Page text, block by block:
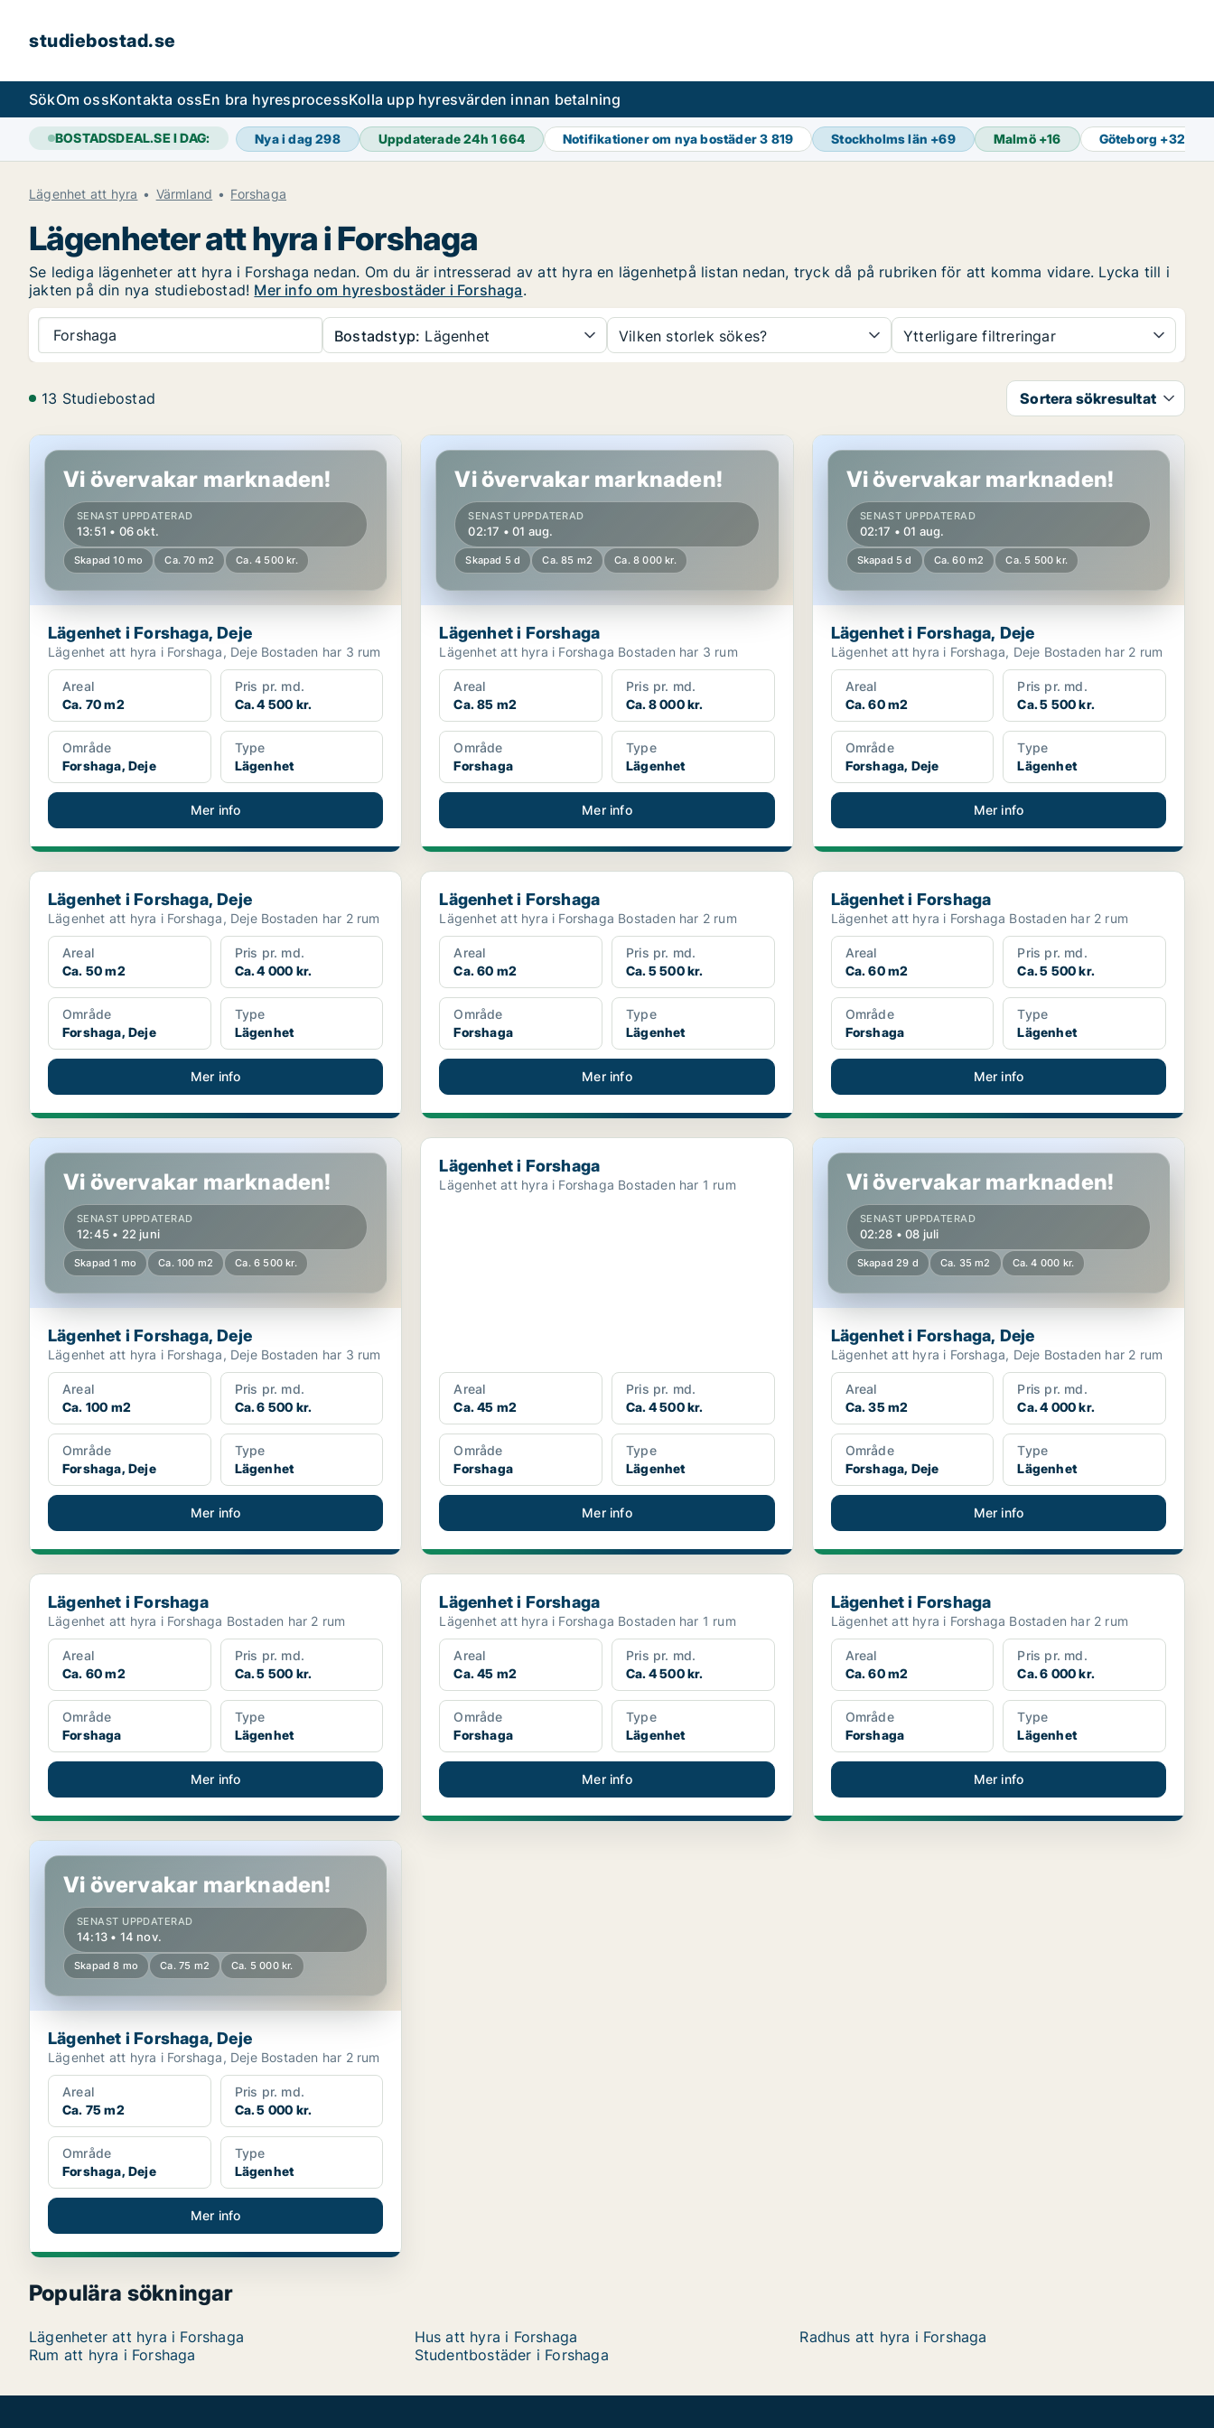
studiebostad.se
SökOm ossKontakta ossEn bra hyresprocessKolla upp hyresvärden innan betalning
BOSTADSDEAL.SE I DAG: Nya i dag298 Uppdaterade 24h1 664 Notifikationer om nya bostäder3 819 Stockholms län +69 Malmö+16 Göteborg +32
Lägenhet att hyra Värmland Forshaga
Lägenheter att hyra i Forshaga
Se lediga lägenheter att hyra i Forshaga nedan. Om du är intresserad av att hyra en lägenhetpå listan nedan, tryck då på rubriken för att komma vidare. Lycka till i
jakten på din nya studiebostad! Mer info om hyresbostäder i Forshaga.
Forshaga Bostadstyp: Lägenhet Vilken storlek sökes? Ytterligare filtreringar
13 Studiebostad Sortera sökresultat
Lägenhet i Forshaga, Deje
Vi övervakar marknaden!
SENAST UPPDATERAD
13:51 • 06 okt.
Skapad 10 mo Ca. 70 m2 Ca. 4 500 kr.
Lägenhet i Forshaga, Deje
Lägenhet att hyra i Forshaga, Deje Bostaden har 3 rum
Areal
Ca. 70 m2
Pris pr. md.
Ca. 4 500 kr.
Område
Forshaga, Deje
Type
Lägenhet
Mer info
Lägenhet i Forshaga
Vi övervakar marknaden!
SENAST UPPDATERAD
02:17 • 01 aug.
Skapad 5 d Ca. 85 m2 Ca. 8 000 kr.
Lägenhet i Forshaga
Lägenhet att hyra i Forshaga Bostaden har 3 rum
Areal
Ca. 85 m2
Pris pr. md.
Ca. 8 000 kr.
Område
Forshaga
Type
Lägenhet
Mer info
Lägenhet i Forshaga, Deje
Vi övervakar marknaden!
SENAST UPPDATERAD
02:17 • 01 aug.
Skapad 5 d Ca. 60 m2 Ca. 5 500 kr.
Lägenhet i Forshaga, Deje
Lägenhet att hyra i Forshaga, Deje Bostaden har 2 rum
Areal
Ca. 60 m2
Pris pr. md.
Ca. 5 500 kr.
Område
Forshaga, Deje
Type
Lägenhet
Mer info
Lägenhet i Forshaga, Deje
Lägenhet i Forshaga, Deje
Lägenhet att hyra i Forshaga, Deje Bostaden har 2 rum
Areal
Ca. 50 m2
Pris pr. md.
Ca. 4 000 kr.
Område
Forshaga, Deje
Type
Lägenhet
Mer info
Lägenhet i Forshaga
Lägenhet i Forshaga
Lägenhet att hyra i Forshaga Bostaden har 2 rum
Areal
Ca. 60 m2
Pris pr. md.
Ca. 5 500 kr.
Område
Forshaga
Type
Lägenhet
Mer info
Lägenhet i Forshaga
Lägenhet i Forshaga
Lägenhet att hyra i Forshaga Bostaden har 2 rum
Areal
Ca. 60 m2
Pris pr. md.
Ca. 5 500 kr.
Område
Forshaga
Type
Lägenhet
Mer info
Lägenhet i Forshaga, Deje
Vi övervakar marknaden!
SENAST UPPDATERAD
12:45 • 22 juni
Skapad 1 mo Ca. 100 m2 Ca. 6 500 kr.
Lägenhet i Forshaga, Deje
Lägenhet att hyra i Forshaga, Deje Bostaden har 3 rum
Areal
Ca. 100 m2
Pris pr. md.
Ca. 6 500 kr.
Område
Forshaga, Deje
Type
Lägenhet
Mer info
Lägenhet i Forshaga
Lägenhet i Forshaga
Lägenhet att hyra i Forshaga Bostaden har 1 rum
Areal
Ca. 45 m2
Pris pr. md.
Ca. 4 500 kr.
Område
Forshaga
Type
Lägenhet
Mer info
Lägenhet i Forshaga, Deje
Vi övervakar marknaden!
SENAST UPPDATERAD
02:28 • 08 juli
Skapad 29 d Ca. 35 m2 Ca. 4 000 kr.
Lägenhet i Forshaga, Deje
Lägenhet att hyra i Forshaga, Deje Bostaden har 2 rum
Areal
Ca. 35 m2
Pris pr. md.
Ca. 4 000 kr.
Område
Forshaga, Deje
Type
Lägenhet
Mer info
Lägenhet i Forshaga
Lägenhet i Forshaga
Lägenhet att hyra i Forshaga Bostaden har 2 rum
Areal
Ca. 60 m2
Pris pr. md.
Ca. 5 500 kr.
Område
Forshaga
Type
Lägenhet
Mer info
Lägenhet i Forshaga
Lägenhet i Forshaga
Lägenhet att hyra i Forshaga Bostaden har 1 rum
Areal
Ca. 45 m2
Pris pr. md.
Ca. 4 500 kr.
Område
Forshaga
Type
Lägenhet
Mer info
Lägenhet i Forshaga
Lägenhet i Forshaga
Lägenhet att hyra i Forshaga Bostaden har 2 rum
Areal
Ca. 60 m2
Pris pr. md.
Ca. 6 000 kr.
Område
Forshaga
Type
Lägenhet
Mer info
Lägenhet i Forshaga, Deje
Vi övervakar marknaden!
SENAST UPPDATERAD
14:13 • 14 nov.
Skapad 8 mo Ca. 75 m2 Ca. 5 000 kr.
Lägenhet i Forshaga, Deje
Lägenhet att hyra i Forshaga, Deje Bostaden har 2 rum
Areal
Ca. 75 m2
Pris pr. md.
Ca. 5 000 kr.
Område
Forshaga, Deje
Type
Lägenhet
Mer info
Populära sökningar
Lägenheter att hyra i Forshaga Hus att hyra i Forshaga
Radhus att hyra i Forshaga
Rum att hyra i Forshaga
Studentbostäder i Forshaga